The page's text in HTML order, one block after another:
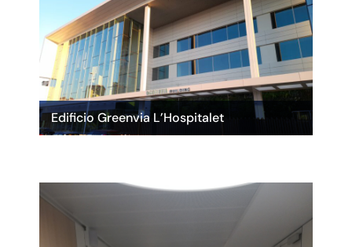
Edificio Greenvia L’Hospitalet